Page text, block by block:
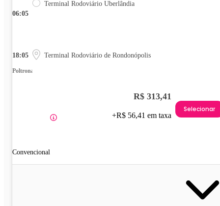
06:05
Terminal Rodoviário Uberlândia
18:05 Terminal Rodoviário de Rondonópolis
Poltrona
Convencional
R$ 313,41
+R$ 56,41 em taxa
Selecionar